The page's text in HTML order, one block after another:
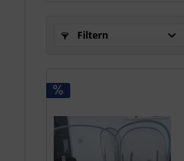
Filtern